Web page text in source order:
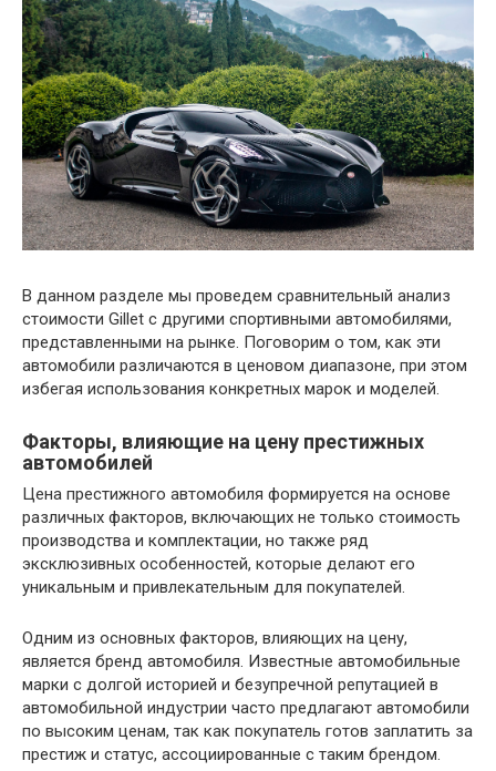
В данном разделе мы проведем сравнительный анализ
стоимости Gillet с другими спортивными автомобилями,
представленными на рынке. Поговорим о том, как эти
автомобили различаются в ценовом диапазоне, при этом
избегая использования конкретных марок и моделей.
Факторы, влияющие на цену престижных
автомобилей
Цена престижного автомобиля формируется на основе
различных факторов, включающих не только стоимость
производства и комплектации, но также ряд
эксклюзивных особенностей, которые делают его
уникальным и привлекательным для покупателей.
Одним из основных факторов, влияющих на цену,
является бренд автомобиля. Известные автомобильные
марки с долгой историей и безупречной репутацией в
автомобильной индустрии часто предлагают автомобили
по высоким ценам, так как покупатель готов заплатить за
престиж и статус, ассоциированные с таким брендом.